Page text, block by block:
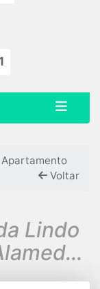
Apartamento
Voltar
Lindo